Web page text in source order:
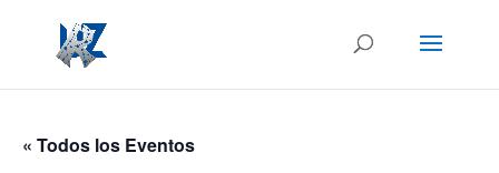
« Todos los Eventos